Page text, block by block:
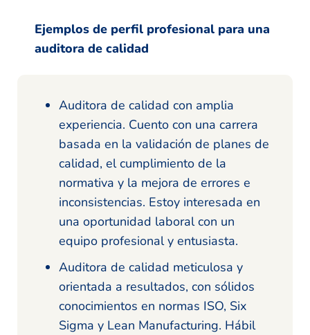
Ejemplos de perfil profesional para una
auditora de calidad
Auditora de calidad con amplia
experiencia. Cuento con una carrera
basada en la validación de planes de
calidad, el cumplimiento de la
normativa y la mejora de errores e
inconsistencias. Estoy interesada en
una oportunidad laboral con un
equipo profesional y entusiasta.
Auditora de calidad meticulosa y
orientada a resultados, con sólidos
conocimientos en normas ISO, Six
Sigma y Lean Manufacturing. Hábil